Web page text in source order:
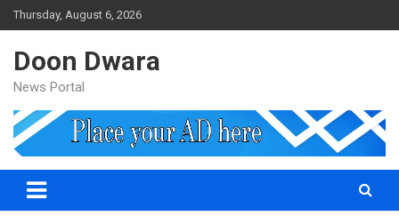
Skip
to
Thursday, August 6, 2026
Doon Dwara
News Portal